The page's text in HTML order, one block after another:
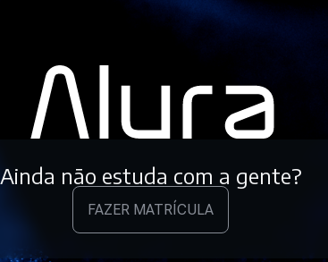
Ainda não estuda com a gente?
FAZER MATRÍCULA